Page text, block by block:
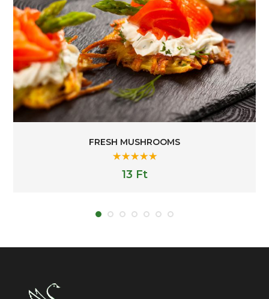
FRESH MUSHROOMS
Rated5.00
13 Ft